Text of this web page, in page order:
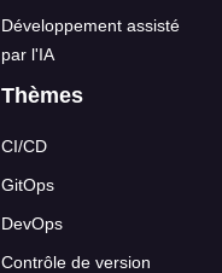
Développement assisté
par l'IA
Thèmes
CI/CD
GitOps
DevOps
Contrôle de version